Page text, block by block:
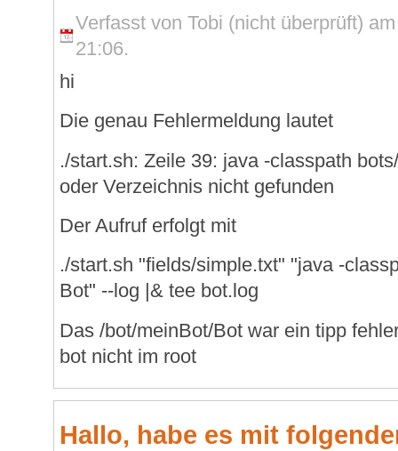
Verfasst von Tobi (nicht überprüft)
21:06.
hi
Die genau Fehlermeldung lautet
./start.sh: Zeile 39: java -classpath
oder Verzeichnis nicht gefunden
Der Aufruf erfolgt mit
./start.sh "fields/simple.txt" "java -
Bot" --log |& tee bot.log
Das /bot/meinBot/Bot war ein tipp
bot nicht im root
Hallo, habe es mit